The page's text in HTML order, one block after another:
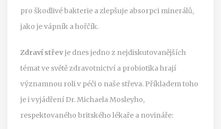
pro škodlivé bakterie a zlepšuje absorpci minerálů,
jako je vápník a hořčík.
Zdraví střevje dnes jedno z nejdiskutovanějších
témat ve světě zdravotnictví a probiotika hrají
významnou roli v péči o naše střeva. Příkladem toho
je i vyjádření Dr. Michaela Mosleyho,
respektovaného britského lékaře a novináře: